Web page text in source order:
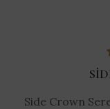
Side Crown